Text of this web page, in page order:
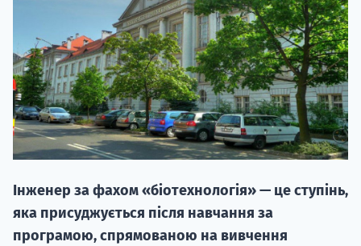
Інженер за фахом «біотехнологія» — це ступінь,
яка присуджується після навчання за
програмою, спрямованою на вивчення
"Навчання